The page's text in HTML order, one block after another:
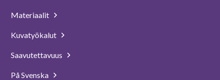
Materiaalit
Kuvatyökalut
Saavutettavuus
På Svenska